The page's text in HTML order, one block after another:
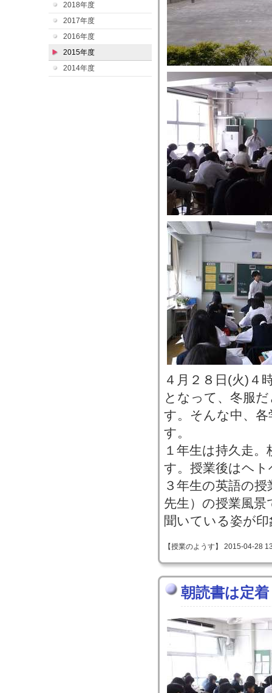
2018年度
2017年度
2016年度
2015年度
2014年度
４月２８日(火)４
となって、冬服
す。そんな中、
す。
１年生は持久走
す。授業後はヘ
３年生の英語の
先生）の授業風
聞いている姿が
【授業のようす】 2015-04-28
朝読書は定